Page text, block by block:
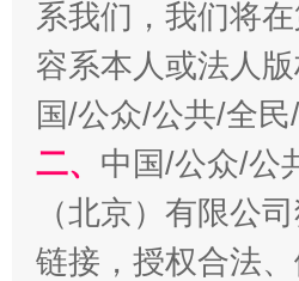
习近平的博鳌关键词
系我们，我们将
容系本人或法人
国/公众/公共/全
二、 中国/公众/公
（北京）有限公
链接，授权合法